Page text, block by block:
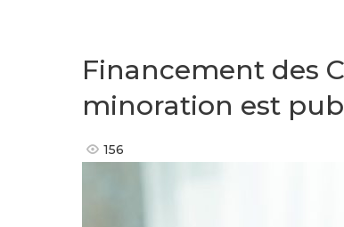
Financement des
minoration est
156